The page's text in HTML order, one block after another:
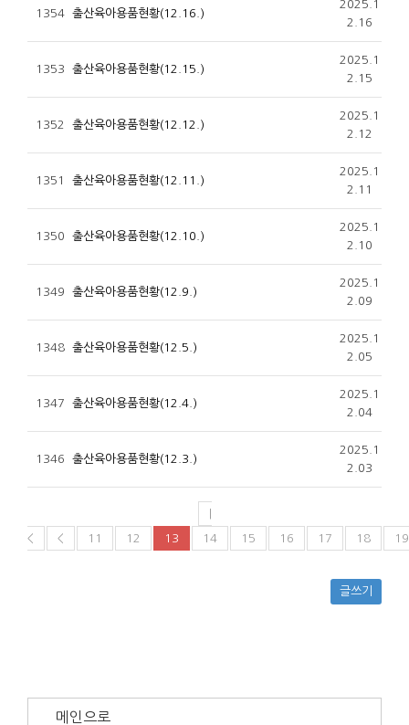
1354 출산육아용품현황(12.16.)
2025.1
2.16
1353 출산육아용품현황(12.15.)
2025.1
2.15
1352 출산육아용품현황(12.12.)
2025.1
2.12
1351 출산육아용품현황(12.11.)
2025.1
2.11
1350 출산육아용품현황(12.10.)
2025.1
2.10
1349 출산육아용품현황(12.9.)
2025.1
2.09
1348 출산육아용품현황(12.5.)
2025.1
2.05
1347 출산육아용품현황(12.4.)
2025.1
2.04
1346 출산육아용품현황(12.3.)
2025.1
2.03
< < 11 12 13 14 15 16 17 18 19
글쓰기
메인으로